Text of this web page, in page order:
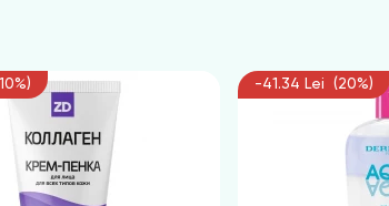
-41.34 Lei (20%)